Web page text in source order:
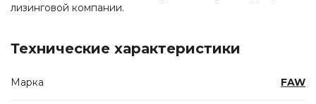
лизинговой компании.
Технические характеристики
Марка FAW